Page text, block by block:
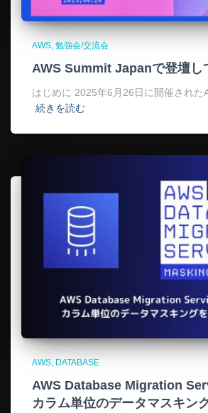
AWS 勉強会/交流会
AWS Summit Japanで登壇し
はじめに 2025年6月26日に開催された
続きを読む
AWS DATABASE
AWS Database Migration
カラム単位のデータマスキン